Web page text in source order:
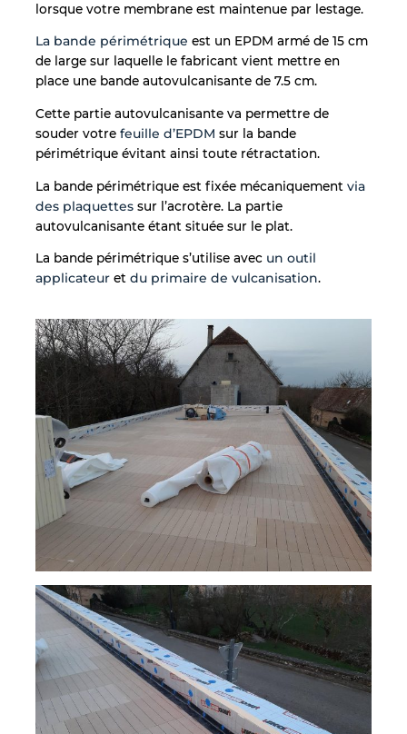
lorsque votre membrane est maintenue par lestage.
La bande périmétrique est un EPDM armé de 15 cm
de large sur laquelle le fabricant vient mettre en
place une bande autovulcanisante de 7.5 cm.
Cette partie autovulcanisante va permettre de
souder votrefeuille d’EPDM sur la bande
périmétrique évitant ainsi toute rétractation.
La bande périmétrique est fixée mécaniquement via
des plaquettes sur l’acrotère. La partie
autovulcanisante étant située sur le plat.
La bande périmétrique s’utilise avec un outil
applicateur etdu primaire de vulcanisation.